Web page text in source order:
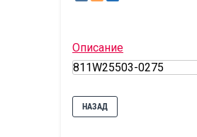
Описание
811W25503-0275
НАЗАД